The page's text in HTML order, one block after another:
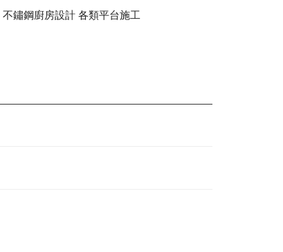
不鏽鋼廚房設計 各類平台施工